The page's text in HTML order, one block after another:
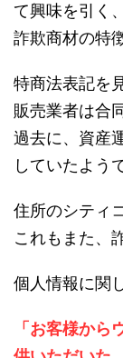
て興味を引く
詐欺商材の特
特商法表記を
販売業者は合
過去に、資産
していたよう
住所のシティ
これもまた、
個人情報に関
「お客様か